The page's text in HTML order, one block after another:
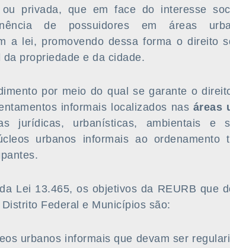
ou privada, que em face do interesse
de possuidores em áreas
a lei, promovendo dessa forma o direito
propriedade e da cidade.
por meio do qual se garante o
informais localizados nas áreas
jurídicas, urbanísticas, ambientais e
urbanos informais ao ordenamento
Lei 13.465, os objetivos da REURB que
Federal e Municípios são:
urbanos informais que devam ser